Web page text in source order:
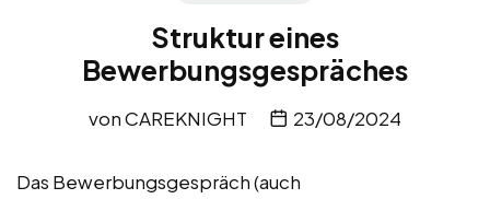
Struktur eines
Bewerbungsgespräches
vonCAREKNIGHT 23/08/2024
Das Bewerbungsgespräch (auch